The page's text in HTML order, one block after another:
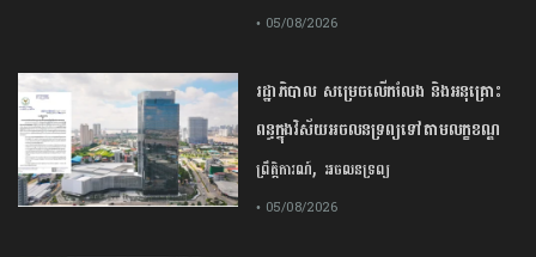
• 05/08/2026
រដ្ឋាភិបាល សម្រេច​លើកលែង និងអនុគ្រោះ
ពន្ធក្នុងវិស័យអចលនទ្រព្យ​ទៅតាមលក្ខខណ្ឌ
ព្រឹត្តិការណ៍, អចលនទ្រព្យ
• 05/08/2026